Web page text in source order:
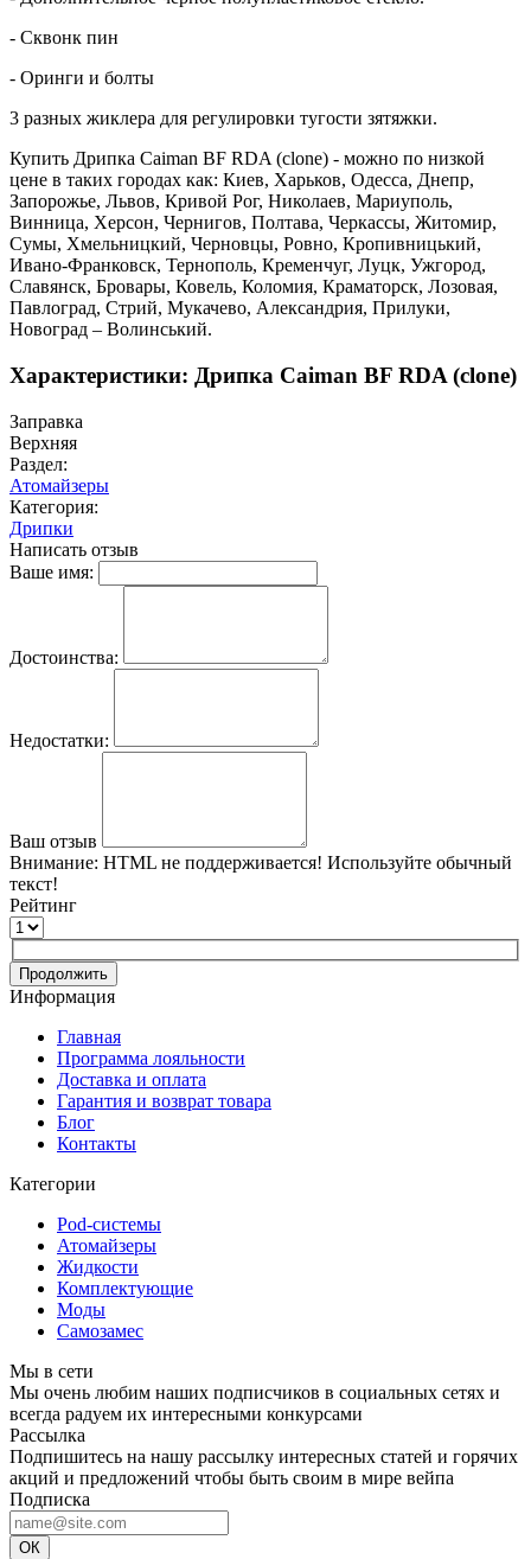
- Сквонк пин
- Оринги и болты
3 разных жиклера для регулировки тугости зятяжки.
Купить Дрипка Caiman BF RDA (clone) - можно по низкой
цене в таких городах как: Киев, Харьков, Одесса, Днепр,
Запорожье, Львов, Кривой Рог, Николаев, Мариуполь,
Винница, Херсон, Чернигов, Полтава, Черкассы, Житомир,
Сумы, Хмельницкий, Черновцы, Ровно, Кропивницький,
Ивано-Франковск, Тернополь, Кременчуг, Луцк, Ужгород,
Славянск, Бровары, Ковель, Коломия, Краматорск, Лозовая,
Павлоград, Стрий, Мукачево, Александрия, Прилуки,
Новоград – Волинський.
Характеристики: Дрипка Caiman BF RDA (clone)
Заправка
Верхняя
Раздел:
Атомайзеры
Категория:
Дрипки
Написать отзыв
Ваше имя:
Достоинства:
Недостатки:
Ваш отзыв
Внимание: HTML не поддерживается! Используйте обычный
текст!
Рейтинг
Продолжить
Информация
Главная
Программа лояльности
Доставка и оплата
Гарантия и возврат товара
Блог
Контакты
Категории
Pod-системы
Атомайзеры
Жидкости
Комплектующие
Моды
Самозамес
Мы в сети
Мы очень любим наших подписчиков в социальных сетях и
всегда радуем их интересными конкурсами
Рассылка
Подпишитесь на нашу рассылку интересных статей и горячих
акций и предложений чтобы быть своим в мире вейпа
Подписка
ОК